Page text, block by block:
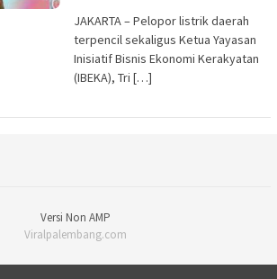
JAKARTA – Pelopor listrik daerah
terpencil sekaligus Ketua Yayasan
Inisiatif Bisnis Ekonomi Kerakyatan
(IBEKA), Tri […]
Versi Non AMP
Viralpalembang.com